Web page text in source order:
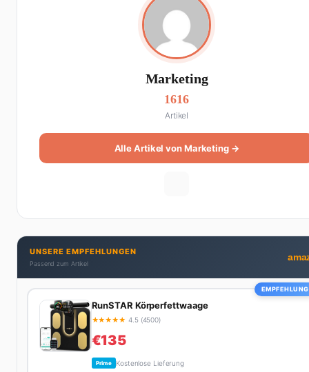
Marketing
1616
Artikel
Alle Artikel von Marketing →
UNSERE EMPFEHLUNGEN
Passend zum Artikel
EMPFEHLUNG
RunSTAR Körperfettwaage
★★★★★ 4.5 (4500)
€135
Prime Kostenlose Lieferung